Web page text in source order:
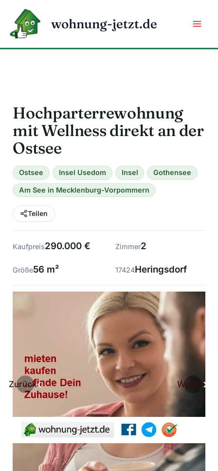
Inhalt
springen
wohnung-jetzt.de
Hochparterrewohnung
mit Wellness direkt an der
Ostsee
Ostsee Insel Usedom Insel Gothensee
Am See in Mecklenburg-Vorpommern
Teilen
Kaufpreis290.000 € Zimmer2
Größe56 m² 17424Heringsdorf
Zurück Weiter